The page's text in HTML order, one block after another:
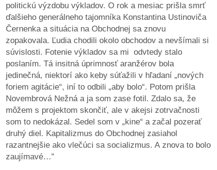
podporte
nás
podporili
nás
autorské
zázemie
kontaktujte
nás
reklama
politickú výzdobu výkladov. O rok a mesiac prišla smrť
ďalšieho generálneho tajomníka Konstantina Ustinoviča
Černenka a situácia na Obchodnej sa znovu
zopakovala. Ľudia chodili okolo obchodov a nevšímali si
súvislosti. Fotenie výkladov sa mi odvtedy stalo
poslaním. Tá insitná úprimnosť aranžérov bola
jedinečná, niektorí ako keby súťažili v hľadaní „nových
foriem agitácie“, iní to odbili „aby bolo“. Potom prišla
Novembrová Nežná a ja som zase fotil. Zdalo sa, že
môžem s projektom skončiť, ale v akejsi zotrvačnosti
som to nedokázal. Sedel som v „kine“ a začal pozerať
druhý diel. Kapitalizmus do Obchodnej zasiahol
razantnejšie ako vlečúci sa socializmus. A znova to bolo
zaujímavé…”